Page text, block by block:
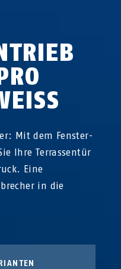
Mit dem Fenster-
Ihre Terrassentür
Eine
in die